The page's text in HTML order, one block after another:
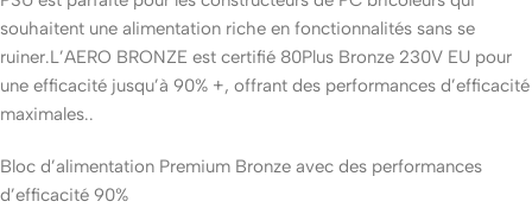
souhaitent une alimentation riche en fonctionnalités sans se
ruiner.L’AERO BRONZE est certifié 80Plus Bronze 230V EU pour
une efficacité jusqu’à 90% +, offrant des performances d’efficacité
maximales..
Bloc d’alimentation Premium Bronze avec des performances
d’efficacité 90%